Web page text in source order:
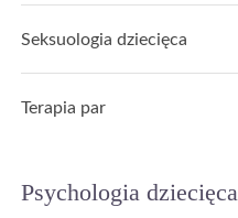
Seksuologia dziecięca
Terapia par
Psychologia dziecięca